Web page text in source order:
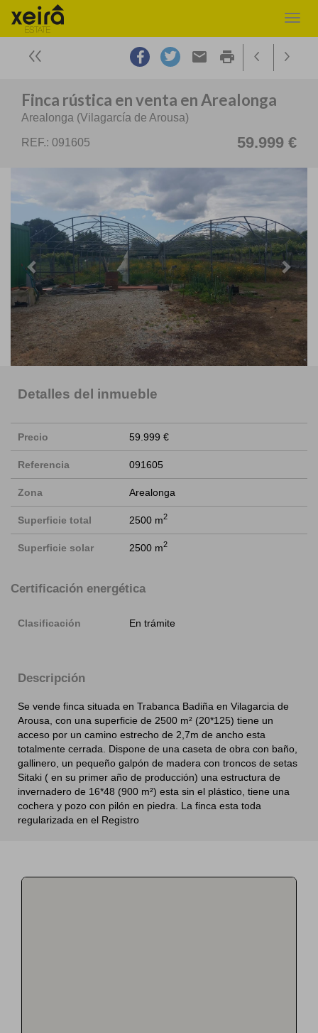
email print
Finca rústica en venta en Arealonga
Arealonga (Vilagarcía de Arousa)
REF.: 091605 59.999 €
Detalles del inmueble
Precio 59.999 €
Referencia 091605
Zona Arealonga
Superficie total 2500 m2
Superficie solar 2500 m2
Certificación energética
Clasificación En trámite
Descripción
Se vende finca situada en Trabanca Badiña en Vilagarcia de
Arousa, con una superficie de 2500 m² (20*125) tiene un
acceso por un camino estrecho de 2,7m de ancho esta
totalmente cerrada. Dispone de una caseta de obra con baño,
gallinero, un pequeño galpón de madera con troncos de setas
Sitaki ( en su primer año de producción) una estructura de
invernadero de 16*48 (900 m²) esta sin el plástico, tiene una
cochera y pozo con pilón en piedra. La finca esta toda
regularizada en el Registro